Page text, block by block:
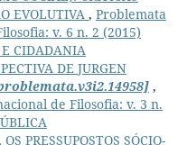
EVOLUTIVA , Problemata
v. 6 n. 2 (2015)
CIDADANIA
DE JURGEN
,
de Filosofia: v. 3 n.
OS PRESSUPOSTOS SÓCIO-